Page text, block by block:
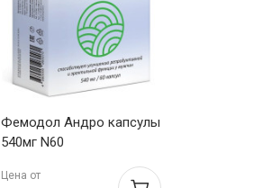
Фемодол Андро капсулы
540мг N60
Цена от